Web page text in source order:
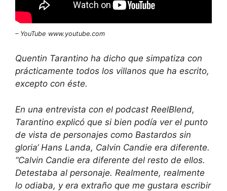
– YouTube www.youtube.com
Quentin Tarantino ha dicho que simpatiza con
prácticamente todos los villanos que ha escrito,
excepto con éste.
En una entrevista con el podcast ReelBlend,
Tarantino explicó que si bien podía ver el punto
de vista de personajes como Bastardos sin
gloria‘ Hans Landa, Calvin Candie era diferente.
“Calvin Candie era diferente del resto de ellos.
Detestaba al personaje. Realmente, realmente
lo odiaba, y era extraño que me gustara escribir